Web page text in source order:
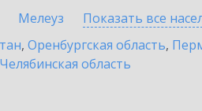
Мелеуз Показать все
, Оренбургская область,
Челябинская область